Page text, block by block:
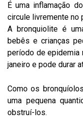
É uma inflamação
circule livremente no
A bronquiolite é
bebês e crianças
período de epidemia
janeiro e pode durar
Como os
uma pequena
obstruí-los.